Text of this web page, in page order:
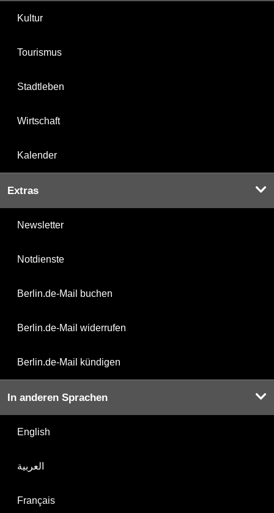
Kultur
Tourismus
Stadtleben
Wirtschaft
Kalender
Extras
Newsletter
Notdienste
Berlin.de-Mail buchen
Berlin.de-Mail widerrufen
Berlin.de-Mail kündigen
In anderen Sprachen
English
العربية
Français